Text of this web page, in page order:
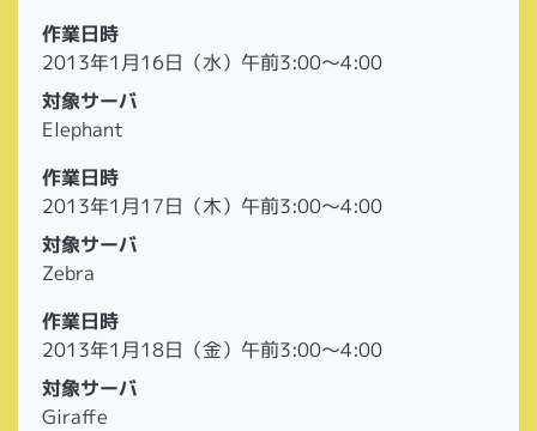
作業日時
2013年1月16日（水）午前3:00～4:00
対象サーバ
Elephant
作業日時
2013年1月17日（木）午前3:00～4:00
対象サーバ
Zebra
作業日時
2013年1月18日（金）午前3:00～4:00
対象サーバ
Giraffe